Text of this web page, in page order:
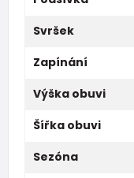
Svršek
Zapínání
Výška obuvi
Šířka obuvi
Sezóna